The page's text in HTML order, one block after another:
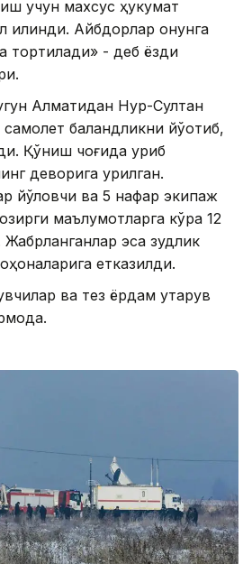
учун махсус ҳукумат
Айбдорлар қонунга
тортилади» - деб ёзди
Алматидан Нур-Султан
самолет баландликни йўқотиб,
Қўниш чоғида қуриб
деворига урилган.
йўловчи ва 5 нафар экипаж
маълумотларга кўра 12
эса зудлик
етказилди.
ва тез ёрдам қутқарув